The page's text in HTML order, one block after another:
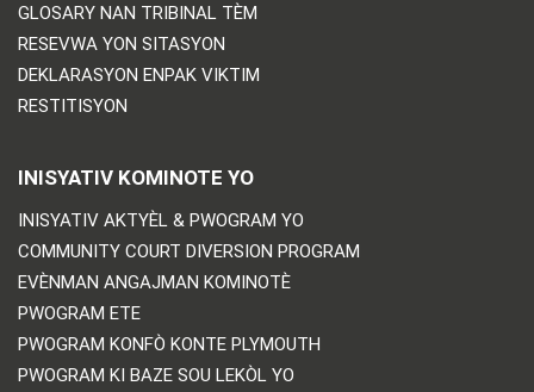
GLOSARY NAN TRIBINAL TÈM
RESEVWA YON SITASYON
DEKLARASYON ENPAK VIKTIM
RESTITISYON
INISYATIV KOMINOTE YO
INISYATIV AKTYÈL & PWOGRAM YO
COMMUNITY COURT DIVERSION PROGRAM
EVÈNMAN ANGAJMAN KOMINOTÈ
PWOGRAM ETE
PWOGRAM KONFÒ KONTE PLYMOUTH
PWOGRAM KI BAZE SOU LEKÒL YO